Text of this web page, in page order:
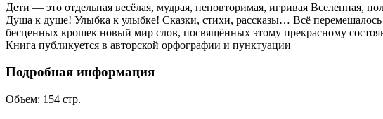
Дети — это отдельная весёлая, мудрая, неповторимая, игривая Вселенная,
Душа к душе! Улыбка к улыбке! Сказки, стихи, рассказы… Всё
бесценных крошек новый мир слов, посвящённых этому прекрасному
Книга публикуется в авторской орфографии и пунктуации
Подробная информация
Объем: 154 стр.